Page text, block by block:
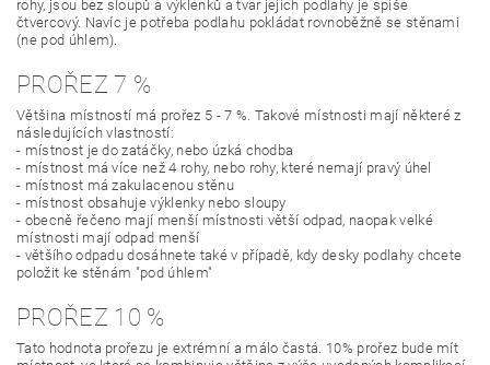
rohy, jsou bez sloupů a výklenků a tvar jejich podlahy je spíše
čtvercový. Navíc je potřeba podlahu pokládat rovnoběžně se stěnami
(ne pod úhlem).
PROŘEZ 7 %
Většina místností má prořez 5 - 7 %. Takové místnosti mají některé z
následujících vlastností:
- místnost je do zatáčky, nebo úzká chodba
- místnost má více než 4 rohy, nebo rohy, které nemají pravý úhel
- místnost má zakulacenou stěnu
- místnost obsahuje výklenky nebo sloupy
- obecně řečeno mají menší místnosti větší odpad, naopak velké
místnosti mají odpad menší
- většího odpadu dosáhnete také v případě, kdy desky podlahy chcete
položit ke stěnám "pod úhlem"
PROŘEZ 10 %
Tato hodnota prořezu je extrémní a málo častá. 10% prořez bude mít